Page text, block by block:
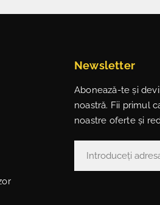
Newsletter
Abonează-te și
noastră. Fii primul
noastre oferte și